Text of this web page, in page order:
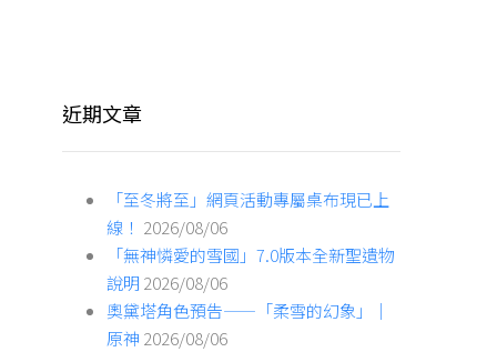
近期文章
「至冬將至」網頁活動專屬桌布現已上
線！ 2026/08/06
「無神憐愛的雪國」7.0版本全新聖遺物
說明 2026/08/06
奧黛塔角色預告——「柔雪的幻象」｜
原神 2026/08/06